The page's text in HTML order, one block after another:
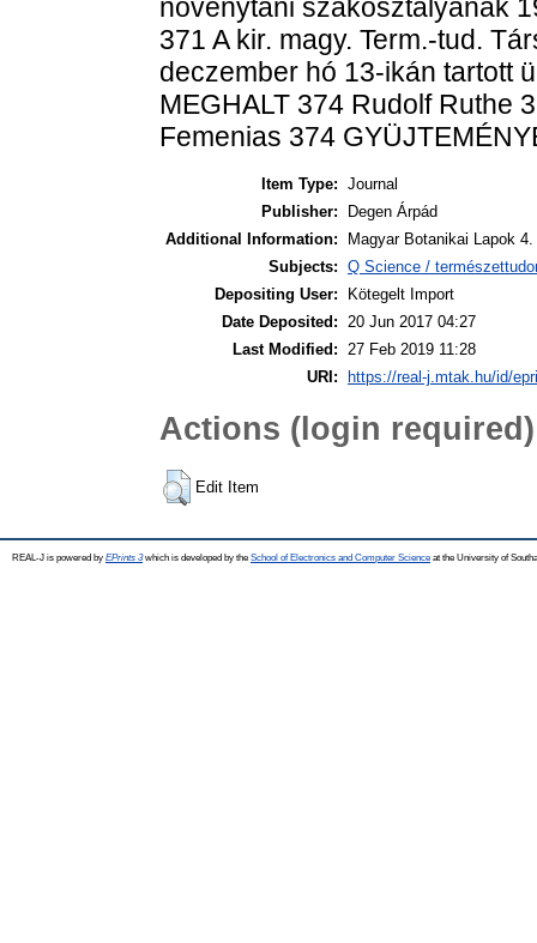
Item Type: Journal
Publisher:
Degen Árpád
Additional Information:
Magyar Botanikai Lapok 4.
Subjects: Q Science /
Depositing User:
Kötegelt Import
Date Deposited:
20 Jun 2017 04:27
Last Modified:
27 Feb 2019 11:28
URI: https://real-j.mtak.hu/id/
Actions (login required)
Edit Item
REAL-J is powered by EPrints 3which is developed by the School of Electronics and Computer Science at the University of